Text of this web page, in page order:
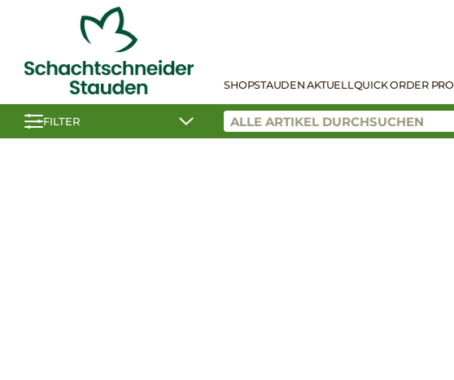
SHOPSTAUDEN AKTUELLQUICK ORDER PRO
FILTER